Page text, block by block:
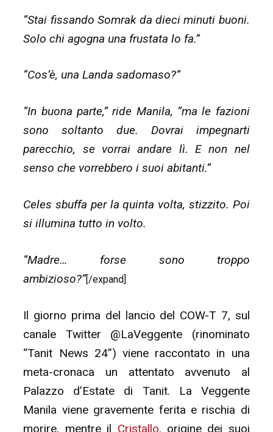
“Stai fissando Somrak da dieci minuti buoni.
Solo chi agogna una frustata lo fa.”
“Cos’è, una Landa sadomaso?”
“In buona parte,” ride Manila, “ma le fazioni
sono soltanto due. Dovrai impegnarti
parecchio, se vorrai andare lì. E non nel
senso che vorrebbero i suoi abitanti.”
Celes sbuffa per la quinta volta, stizzito. Poi
si illumina tutto in volto.
“Madre… forse sono troppo
ambizioso?”[/expand]
Il giorno prima del lancio del COW-T 7, sul
canale Twitter @LaVeggente (rinominato
“Tanit News 24”) viene raccontato in una
meta-cronaca un attentato avvenuto al
Palazzo d’Estate di Tanit. La Veggente
Manila viene gravemente ferita e rischia di
morire, mentre il Cristallo, origine dei suoi